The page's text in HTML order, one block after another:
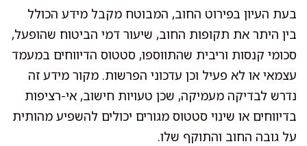
בעת העיון בפירוט החוב, המבוטח מקבל מידע הכולל
בין היתר את תקופות החוב, שיעור דמי הביטוח שהופעל,
סכומי קנסות וריבית שהתווספו, סטטוס הדיווחים במעמד
עצמאי או לא פעיל וכן עדכוני הפרשות. מקור מידע זה
נדרש לבדיקה מעמיקה, שכן טעויות חישוב, אי-רציפות
בדיווחים או שינוי סטטוס מגורים יכולים להשפיע מהותית
על גובה החוב והתוקף שלו.